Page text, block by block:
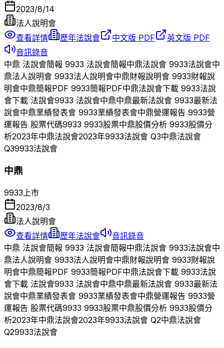
2023/8/14
法人說明會
查看詳情
歷年法說會 中文版 PDF
英文版 PDF
音訊錄音
中鼎 法說會簡報 9933 法說會簡報中鼎法說會 9933法說會中
鼎法人說明會 9933法人說明會中鼎財報說明會 9933財報說
明會中鼎簡報PDF 9933簡報PDF中鼎法說會下載 9933法說
會下載 法說會9933 法說會中鼎中鼎最新法說會 9933最新法
說會中鼎業績發表會 9933業績發表會中鼎營運報告 9933營
運報告 股票代碼9933 9933股票中鼎股價分析 9933股價分
析2023年中鼎法說會2023年9933法說會 Q3中鼎法說會
Q39933法說會
中鼎
9933上市
2023/8/3
法人說明會
查看詳情
歷年法說會
音訊錄音
中鼎 法說會簡報 9933 法說會簡報中鼎法說會 9933法說會中
鼎法人說明會 9933法人說明會中鼎財報說明會 9933財報說
明會中鼎簡報PDF 9933簡報PDF中鼎法說會下載 9933法說
會下載 法說會9933 法說會中鼎中鼎最新法說會 9933最新法
說會中鼎業績發表會 9933業績發表會中鼎營運報告 9933營
運報告 股票代碼9933 9933股票中鼎股價分析 9933股價分
析2023年中鼎法說會2023年9933法說會 Q2中鼎法說會
Q29933法說會